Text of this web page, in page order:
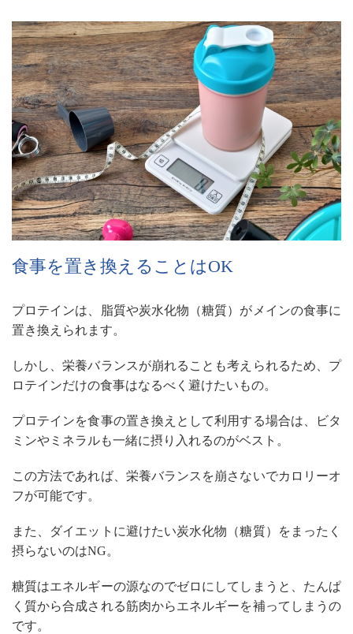
食事を置き換えることはOK
プロテインは、脂質や炭水化物（糖質）がメインの食事に
置き換えられます。
しかし、栄養バランスが崩れることも考えられるため、プ
ロテインだけの食事はなるべく避けたいもの。
プロテインを食事の置き換えとして利用する場合は、ビタ
ミンやミネラルも一緒に摂り入れるのがベスト。
この方法であれば、栄養バランスを崩さないでカロリーオ
フが可能です。
また、ダイエットに避けたい炭水化物（糖質）をまったく
摂らないのはNG。
糖質はエネルギーの源なのでゼロにしてしまうと、たんぱ
く質から合成される筋肉からエネルギーを補ってしまうの
です。